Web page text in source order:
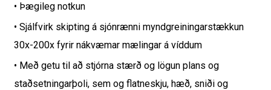
• Þægileg notkun
• Sjálfvirk skipting á sjónrænni myndgreiningarstækkun
30x-200x fyrir nákvæmar mælingar á víddum
• Með getu til að stjórna stærð og lögun plans og
staðsetningarþoli, sem og flatneskju, hæð, sniði og